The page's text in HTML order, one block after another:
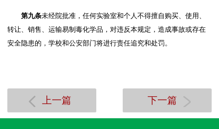
第九条未经院批准，任何实验室和个人不得擅自购买、使用、
转让、销售、运输易制毒化学品，对违反本规定，造成事故或存在
安全隐患的，学校和公安部门将进行责任追究和处罚。
上一篇 下一篇